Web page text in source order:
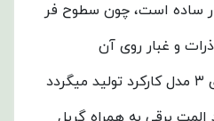
ساده است، چون سطوح فر
و غبار روی آن